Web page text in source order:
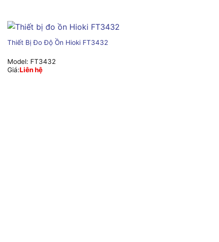
Thiết Bị Đo Độ Ồn Hioki FT3432
Model: FT3432
Giá:Liên hệ